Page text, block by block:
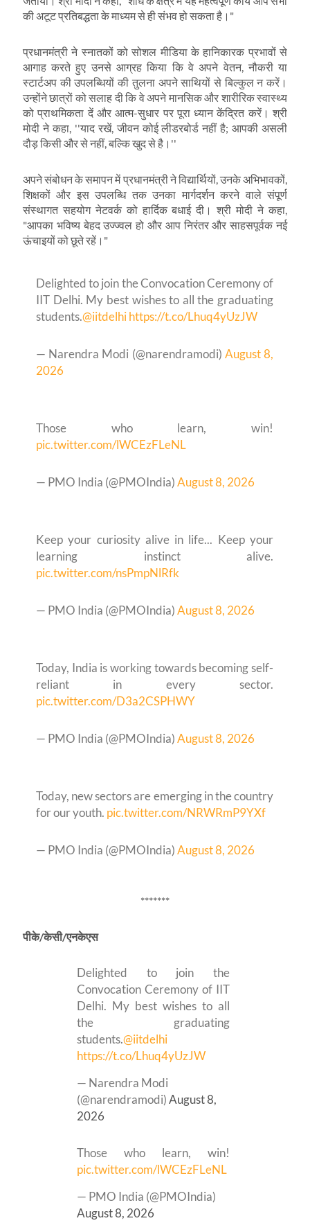
की अटूट प्रतिबद्धता के माध्यम से ही संभव हो सकता है।"
प्रधानमंत्री ने स्नातकों को सोशल मीडिया के हानिकारक प्रभावों से
आगाह करते हुए उनसे आग्रह किया कि वे अपने वेतन, नौकरी या
स्टार्टअप की उपलब्धियों की तुलना अपने साथियों से बिल्कुल न करें।
उन्होंने छात्रों को सलाह दी कि वे अपने मानसिक और शारीरिक स्वास्थ्य
को प्राथमिकता दें और आत्म-सुधार पर पूरा ध्यान केंद्रित करें। श्री
मोदी ने कहा, ''याद रखें, जीवन कोई लीडरबोर्ड नहीं है;आपकी असली
दौड़ किसी और से नहीं, बल्कि खुद से है। ''
अपने संबोधन के समापन में प्रधानमंत्री ने विद्यार्थियों, उनके अभिभावकों
शिक्षकों और इस उपलब्धि तक उनका मार्गदर्शन करने वाले संपूर्ण
संस्थागत सहयोग नेटवर्क को हार्दिक बधाई दी। श्री मोदी ने कहा
"आपका भविष्य बेहद उज्ज्वल हो और आप निरंतर और साहसपूर्वक नई
ऊंचाइयों को छूते रहें।"
Delighted to join the Convocation Ceremony of
IIT Delhi. My best wishes to all the graduating
students.@iitdelhihttps://t.co/Lhuq4yUzJW
— Narendra Modi (@narendramodi) August 8,
2026
Those who learn, win!
pic.twitter.com/lWCEzFLeNL
— PMO India (@PMOIndia)August 8, 2026
Keep your curiosity alive in life... Keep your
learning instinct alive.
pic.twitter.com/nsPmpNlRfk
— PMO India (@PMOIndia)August 8, 2026
Today, India is working towards becoming self-
reliant in every sector.
pic.twitter.com/D3a2CSPHWY
— PMO India (@PMOIndia)August 8, 2026
Today, new sectors are emerging in the country
for our youth. pic.twitter.com/NRWRmP9YXf
— PMO India (@PMOIndia)August 8, 2026
*******
पीके/केसी/एनकेएस
Delighted to join the
Convocation Ceremony of IIT
Delhi. My best wishes to all
the graduating
students.@iitdelhi
https://t.co/Lhuq4yUzJW
— Narendra Modi
(@narendramodi)August 8,
2026
Those who learn, win!
pic.twitter.com/lWCEzFLeNL
— PMO India (@PMOIndia)
August 8, 2026